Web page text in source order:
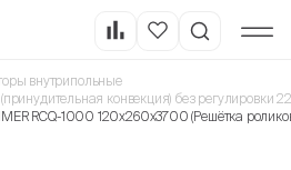
внутрипольные
конвекция) без регулировки
RCQ-1000 120х260х3700 (Решётка